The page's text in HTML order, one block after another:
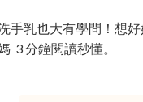
手乳也大有學問！想
3 分鐘閱讀秒懂。